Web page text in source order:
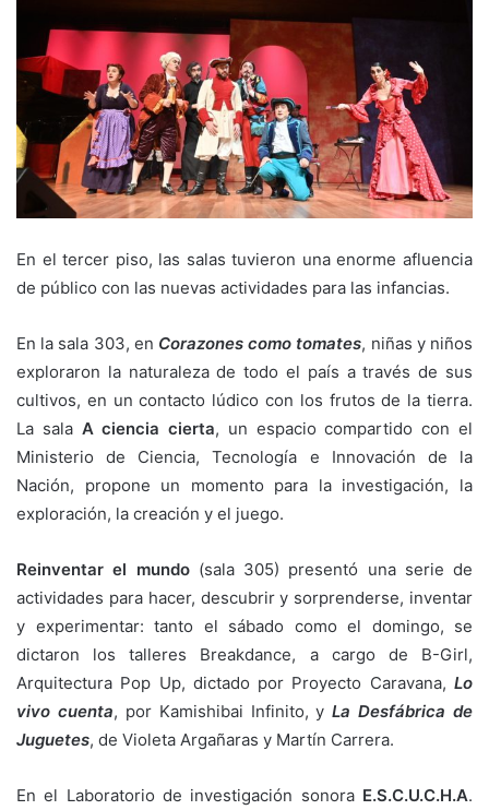
En el tercer piso, las salas tuvieron una enorme afluencia
de público con las nuevas actividades para las infancias.
En la sala 303, en Corazones como tomates, niñas y niños
exploraron la naturaleza de todo el país a través de sus
cultivos, en un contacto lúdico con los frutos de la tierra.
La sala A ciencia cierta, un espacio compartido con el
Ministerio de Ciencia, Tecnología e Innovación de la
Nación, propone un momento para la investigación, la
exploración, la creación y el juego.
Reinventar el mundo(sala 305) presentó una serie de
actividades para hacer, descubrir y sorprenderse, inventar
y experimentar: tanto el sábado como el domingo, se
dictaron los talleres Breakdance, a cargo de B-Girl,
Arquitectura Pop Up, dictado por Proyecto Caravana, Lo
vivo cuenta, por Kamishibai Infinito, yLa Desfábrica de
Juguetes, de Violeta Argañaras y Martín Carrera.
En el Laboratorio de investigación sonora E.S.C.U.C.H.A.